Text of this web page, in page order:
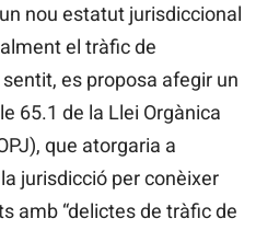
nou estatut jurisdiccional
el tràfic de
es proposa afegir un
65.1 de la Llei Orgànica
que atorgaria a
jurisdicció per conèixer
amb “delictes de tràfic de